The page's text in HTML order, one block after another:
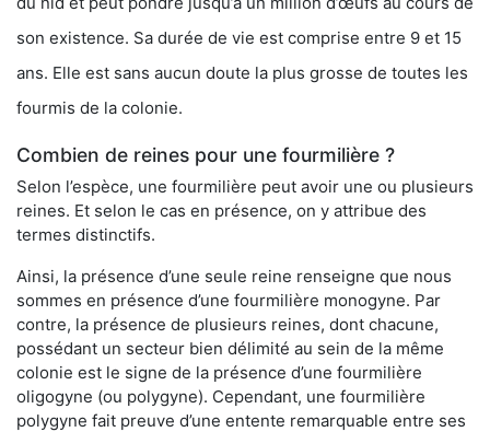
son existence. Sa durée de vie est comprise entre 9 et 15
ans. Elle est sans aucun doute la plus grosse de toutes les
fourmis de la colonie.
Combien de reines pour une fourmilière ?
Selon l’espèce, une fourmilière peut avoir une ou plusieurs
reines. Et selon le cas en présence, on y attribue des
termes distinctifs.
Ainsi, la présence d’une seule reine renseigne que nous
sommes en présence d’une fourmilière monogyne. Par
contre, la présence de plusieurs reines, dont chacune,
possédant un secteur bien délimité au sein de la même
colonie est le signe de la présence d’une fourmilière
oligogyne (ou polygyne). Cependant, une fourmilière
polygyne fait preuve d’une entente remarquable entre ses